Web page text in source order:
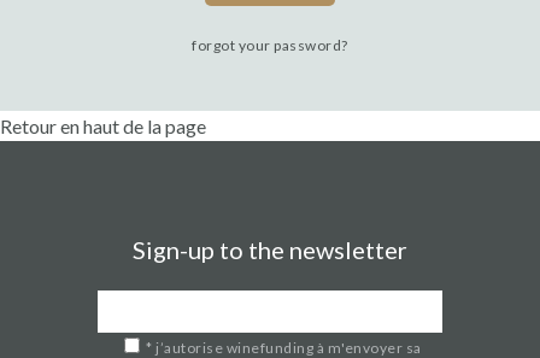
forgot your password?
Retour en haut de la page
Sign-up to the newsletter
* j’autorise winefunding à m'envoyer sa